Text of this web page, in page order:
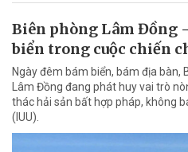
Biên phòng Lâm Đồng
biển trong cuộc chiến
Ngày đêm bám biển, bám địa bàn,
Lâm Đồng đang phát huy vai trò
thác hải sản bất hợp pháp, không
(IUU).